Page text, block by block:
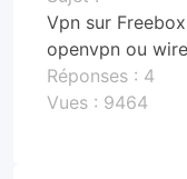
Vpn sur
openvpn ou
Réponses : 4
Vues : 9464